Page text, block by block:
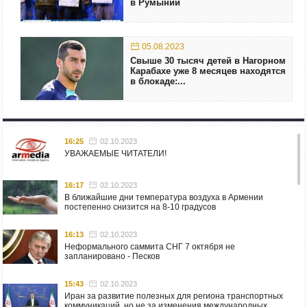
в Румынии
05.08.2023
Свыше 30 тысяч детей в Нагорном
Карабахе уже 8 месяцев находятся
в блокаде:...
16:25 02.10.2023
УВАЖАЕМЫЕ ЧИТАТЕЛИ!
16:17 02.10.2023
В ближайшие дни температура воздуха в Армении
постепенно снизится на 8-10 градусов
16:13 02.10.2023
Неформального саммита СНГ 7 октября не
запланировано - Песков
15:43 02.10.2023
Иран за развитие полезных для региона транспортных